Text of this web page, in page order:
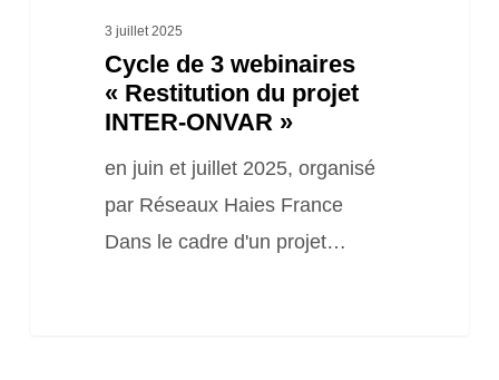
3 juillet 2025
Cycle de 3 webinaires
« Restitution du projet
INTER-ONVAR »
en juin et juillet 2025, organisé
par Réseaux Haies France
Dans le cadre d'un projet…